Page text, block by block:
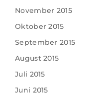
November 2015
Oktober 2015
September 2015
August 2015
Juli 2015
Juni 2015